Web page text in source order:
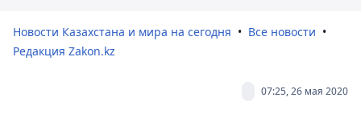
Новости Казахстана и мира на сегодня
Все новости
Редакция Zakon.kz
07:25, 26 мая 2020